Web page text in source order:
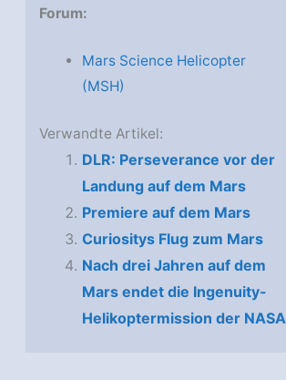
Forum:
Mars Science Helicopter
(MSH)
Verwandte Artikel:
DLR: Perseverance vor der
Landung auf dem Mars
Premiere auf dem Mars
Curiositys Flug zum Mars
Nach drei Jahren auf dem
Mars endet die Ingenuity-
Helikoptermission der NASA